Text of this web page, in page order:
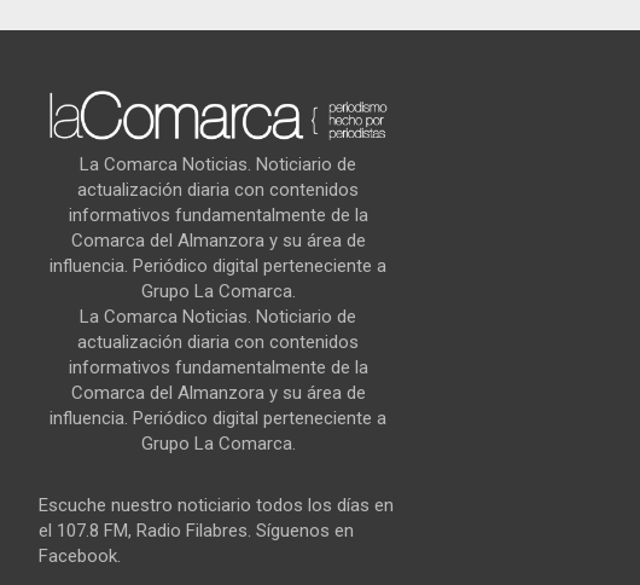
La Comarca Noticias. Noticiario de
actualización diaria con contenidos
informativos fundamentalmente de la
Comarca del Almanzora y su área de
influencia. Periódico digital perteneciente a
Grupo La Comarca.
La Comarca Noticias. Noticiario de
actualización diaria con contenidos
informativos fundamentalmente de la
Comarca del Almanzora y su área de
influencia. Periódico digital perteneciente a
Grupo La Comarca.
Escuche nuestro noticiario todos los días en
el 107.8 FM, Radio Filabres. Síguenos en
Facebook.